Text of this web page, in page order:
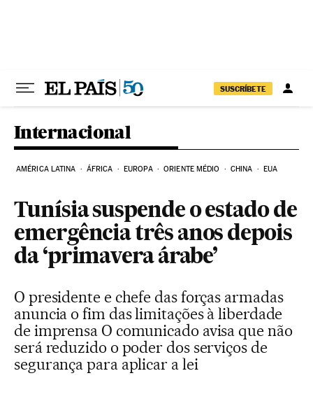
SUSCRÍBETE
Internacional
AMÉRICA LATINA ÁFRICA EUROPA ORIENTE MÉDIO CHINA EUA
Tunísia suspende o estado de
emergência três anos depois
da ‘primavera árabe’
O presidente e chefe das forças armadas
anuncia o fim das limitações à liberdade
de imprensa O comunicado avisa que não
será reduzido o poder dos serviços de
segurança para aplicar a lei